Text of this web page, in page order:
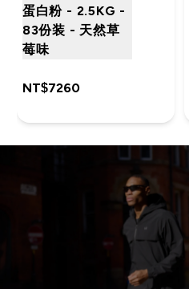
蛋白粉 - 2.5KG -
83份装 - 天然草
莓味
NT$7260‎